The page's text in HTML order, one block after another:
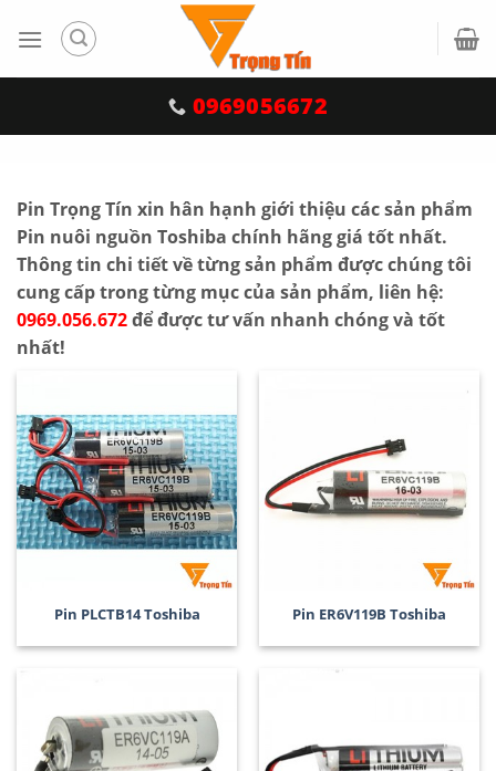
0969056672
Pin Trọng Tín xin hân hạnh giới thiệu các sản phẩm
Pin nuôi nguồn Toshiba chính hãng giá tốt nhất.
Thông tin chi tiết về từng sản phẩm được chúng tôi
cung cấp trong từng mục của sản phẩm, liên hệ:
0969.056.672để được tư vấn nhanh chóng và tốt
nhất!
Pin PLCTB14 Toshiba Pin ER6V119B Toshiba